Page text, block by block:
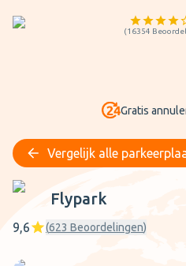
(16354
Gratis
Vergelijk alle
Flypark
Flypark
9,6 (623 Beoordelingen)